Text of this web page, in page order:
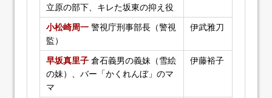
立原の部下、キレた坂東の抑え役
小松崎周一 警視庁刑事部長（警視
監）
伊武雅刀
早坂真里子 倉石義男の義妹（雪絵
の妹）、バー「かくれんぼ」のマ
マ
伊藤裕子